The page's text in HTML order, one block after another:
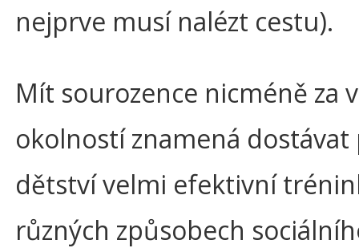
nejprve musí nalézt cestu).
Mít sourozence nicméně za
okolností znamená dostávat
dětství velmi efektivní
různých způsobech